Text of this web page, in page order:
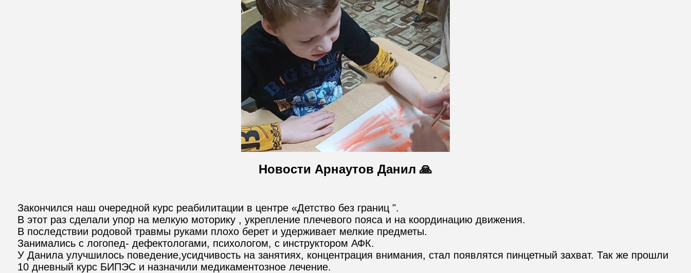
Новости Арнаутов Данил 🙏
Закончился наш очередной курс реабилитации в центре «Детство без границ ".
В этот раз сделали упор на мелкую моторику , укрепление плечевого пояса и на координацию движения.
В последствии родовой травмы руками плохо берет и удерживает мелкие предметы.
Занимались с логопед- дефектологами, психологом, с инструктором АФК.
У Данила улучшилось поведение,усидчивость на занятиях, концентрация внимания, стал появлятся пинцетный захват. Так же прошли
10 дневный курс БИПЭС и назначили медикаментозное лечение.